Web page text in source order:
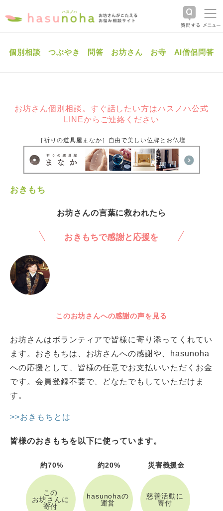
個別相談 つぶやき 問答 お坊さん お寺 AI僧侶問答
お坊さん個別相談。すぐ話したい方はハスノハ公式
LINEからご連絡ください
［祈りの道具屋まなか］自由で美しい位牌とお仏壇
おきもち
お坊さんの言葉に救われたら
おきもちで感謝と応援を
このお坊さんへの感謝の声を見る
お坊さんはボランティアで皆様に寄り添ってくれてい
ます。おきもちは、お坊さんへの感謝や、hasunoha
への応援として、皆様の任意でお支払いいただくお金
です。会員登録不要で、どなたでもしていただけま
す。
>>おきもちとは
皆様のおきもちを以下に使っています。
約70%
この
お坊さんに
寄付
約20%
hasunohaの
運営
災害義援金
慈善活動に
寄付